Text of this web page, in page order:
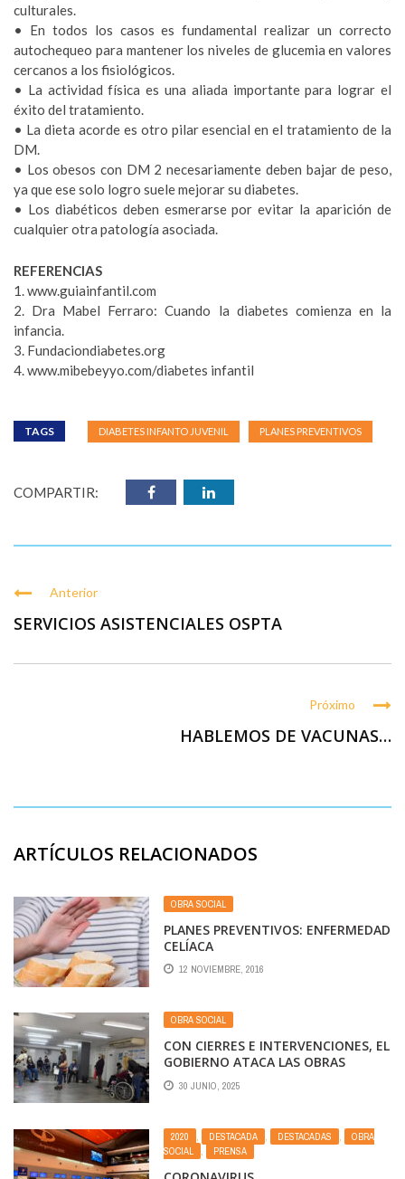
culturales.
• En todos los casos es fundamental realizar un correcto
autochequeo para mantener los niveles de glucemia en valores
cercanos a los fisiológicos.
• La actividad física es una aliada importante para lograr el
éxito del tratamiento.
• La dieta acorde es otro pilar esencial en el tratamiento de la
DM.
• Los obesos con DM 2 necesariamente deben bajar de peso,
ya que ese solo logro suele mejorar su diabetes.
• Los diabéticos deben esmerarse por evitar la aparición de
cualquier otra patología asociada.
REFERENCIAS
1. www.guiainfantil.com
2. Dra Mabel Ferraro: Cuando la diabetes comienza en la
infancia.
3. Fundaciondiabetes.org
4. www.mibebeyyo.com/diabetes infantil
TAGS DIABETES INFANTO JUVENIL PLANES PREVENTIVOS
COMPARTIR:
Anterior
SERVICIOS ASISTENCIALES OSPTA
Próximo
HABLEMOS DE VACUNAS…
ARTÍCULOS RELACIONADOS
OBRA SOCIAL
PLANES PREVENTIVOS: ENFERMEDAD
CELÍACA
12 NOVIEMBRE, 2016
OBRA SOCIAL
CON CIERRES E INTERVENCIONES, EL
GOBIERNO ATACA LAS OBRAS
SOCIALES SINDICALES Y SU MODELO
SOLIDARIO
30 JUNIO, 2025
2020 DESTACADA DESTACADAS
OBRA
SOCIAL
PRENSA